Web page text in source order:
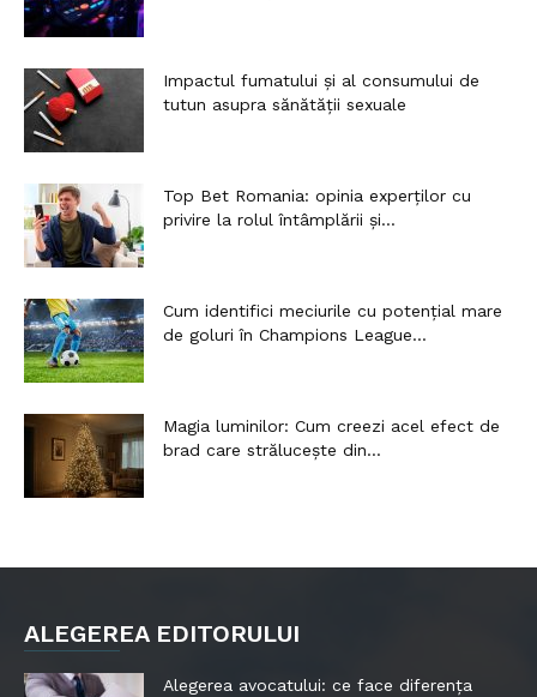
Impactul fumatului și al consumului de
tutun asupra sănătății sexuale
Top Bet Romania: opinia experților cu
privire la rolul întâmplării și...
Cum identifici meciurile cu potențial mare
de goluri în Champions League...
Magia luminilor: Cum creezi acel efect de
brad care strălucește din...
ALEGEREA EDITORULUI
Alegerea avocatului: ce face diferența